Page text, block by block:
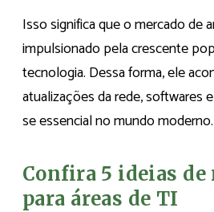
Isso significa que o mercado de
impulsionado pela crescente
tecnologia. Dessa forma, ele
atualizações da rede, softwares
se essencial no mundo moderno.
Confira 5 ideias de
para áreas de TI